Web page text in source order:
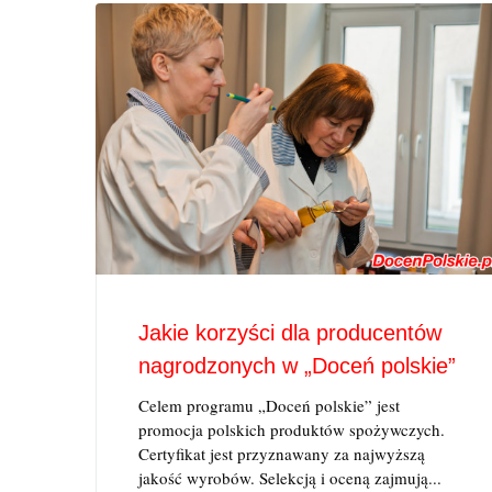
Jakie korzyści dla producentów
nagrodzonych w „Doceń polskie”
Celem programu „Doceń polskie” jest
promocja polskich produktów spożywczych.
Certyfikat jest przyznawany za najwyższą
jakość wyrobów. Selekcją i oceną zajmują...